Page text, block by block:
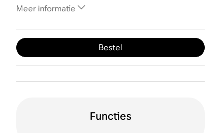
Meer informatie
Bestel
Functies